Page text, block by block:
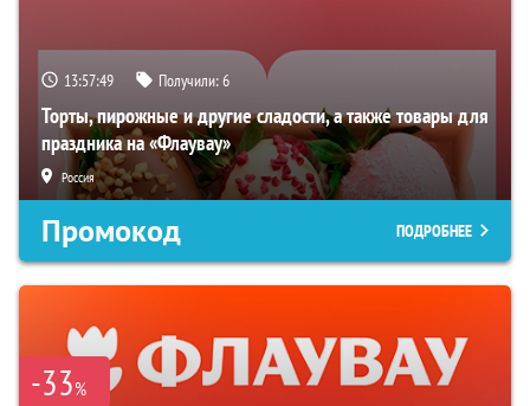
13:57:48 Получили:6
Торты, пирожные и другие сладости, а также товары для
праздника на «Флаувау»
Россия
Промокод ПОДРОБНЕЕ
-33%